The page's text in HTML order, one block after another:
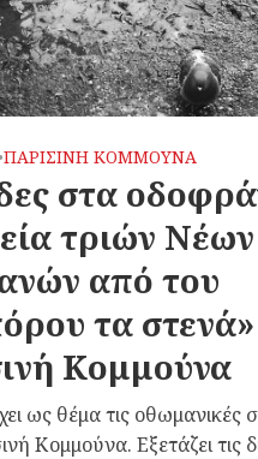
•ΠΑΡΙΣΙΝΗ ΚΟΜΜΟΥΝΑ
στα
τριών Νέων
από του
τα
Κομμούνα
ως θέμα τις οθωμανικές
Κομμούνα. Εξετάζει τις